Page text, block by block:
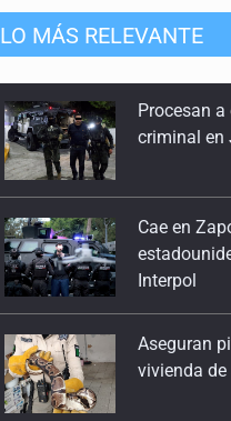
LO MÁS RELEVANTE
Cae en
Aseguran
vivienda de
Policías
documenta